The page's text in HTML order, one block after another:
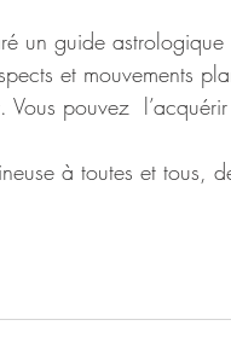
un guide
et mouvements
Vous pouvez
à toutes et tous,